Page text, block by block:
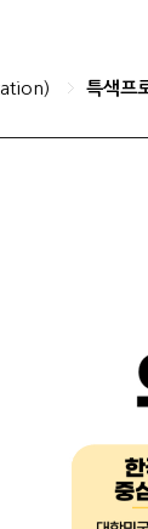
특색프